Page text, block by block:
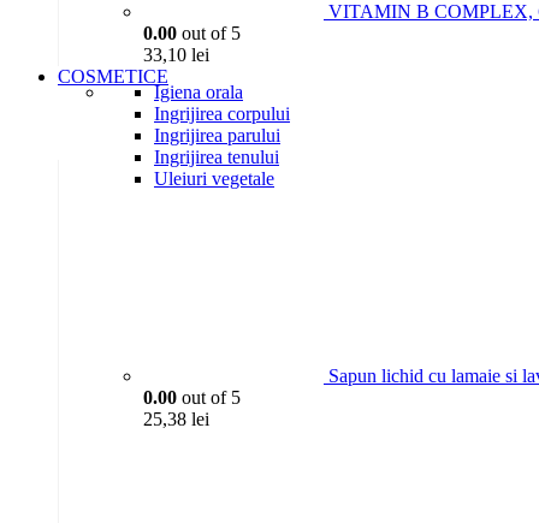
VITAMIN B COMPLEX,
0.00 out of 5
33,10 lei
COSMETICE
Igiena orala
Ingrijirea corpului
Ingrijirea parului
Ingrijirea tenului
Uleiuri vegetale
Sapun lichid cu lamaie si
0.00 out of 5
25,38 lei